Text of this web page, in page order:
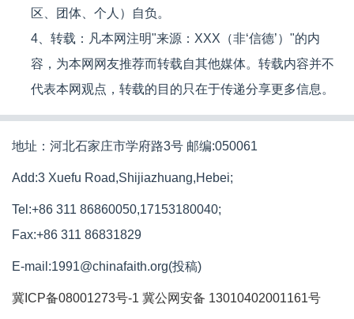
区、团体、个人）自负。
4、转载：凡本网注明"来源：XXX（非‘信德’）"的内
容，为本网网友推荐而转载自其他媒体。转载内容并不
代表本网观点，转载的目的只在于传递分享更多信息。
地址：河北石家庄市学府路3号 邮编:050061
Add:3 Xuefu Road,Shijiazhuang,Hebei;
Tel:+86 311 86860050,17153180040;
Fax:+86 311 86831829
E-mail:1991@chinafaith.org(投稿)
冀ICP备08001273号-1 冀公网安备 13010402001161号